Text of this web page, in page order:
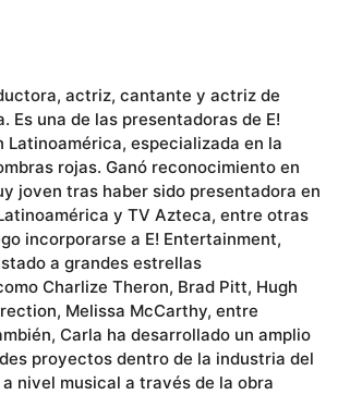
actriz, cantante y actriz de
Es una de las presentadoras de E!
Latinoamérica, especializada en la
rojas. Ganó reconocimiento en
joven tras haber sido presentadora en
y TV Azteca, entre otras
incorporarse a E! Entertainment,
a grandes estrellas
Charlize Theron, Brad Pitt, Hugh
Melissa McCarthy, entre
Carla ha desarrollado un amplio
proyectos dentro de la industria del
nivel musical a través de la obra